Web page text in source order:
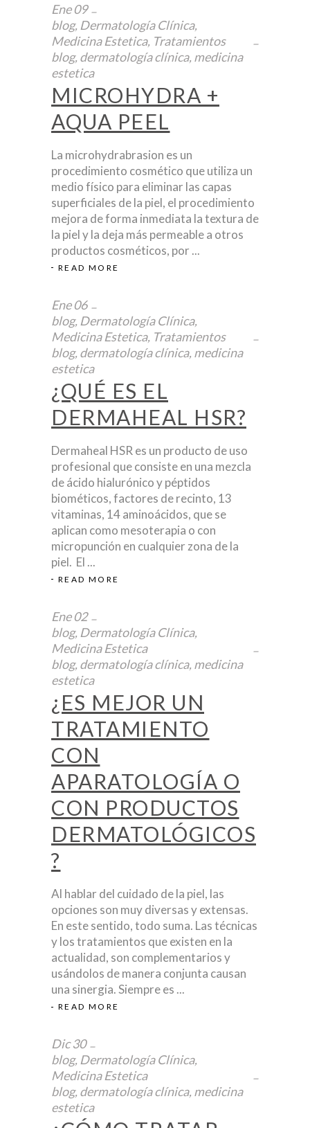
Ene 09
blog, Dermatología Clínica,
Medicina Estetica, Tratamientos
blog, dermatología clínica, medicina
estetica
MICROHYDRA +
AQUA PEEL
La microhydrabrasion es un
procedimiento cosmético que utiliza un
medio físico para eliminar las capas
superficiales de la piel, el procedimiento
mejora de forma inmediata la textura de
la piel y la deja más permeable a otros
productos cosméticos, por
READ MORE
Ene 06
blog, Dermatología Clínica,
Medicina Estetica, Tratamientos
blog, dermatología clínica, medicina
estetica
¿QUÉ ES EL
DERMAHEAL HSR?
Dermaheal HSR es un producto de uso
profesional que consiste en una mezcla
de ácido hialurónico y péptidos
biométicos, factores de recinto, 13
vitaminas, 14 aminoácidos, que se
aplican como mesoterapia o con
micropunción en cualquier zona de la
piel. El
READ MORE
Ene 02
blog, Dermatología Clínica,
Medicina Estetica
blog, dermatología clínica, medicina
estetica
¿ES MEJOR UN
TRATAMIENTO
CON
APARATOLOGÍA O
CON PRODUCTOS
DERMATOLÓGICOS
?
Al hablar del cuidado de la piel, las
opciones son muy diversas y extensas.
En este sentido, todo suma. Las técnicas
y los tratamientos que existen en la
actualidad, son complementarios y
usándolos de manera conjunta causan
una sinergia. Siempre es
READ MORE
Dic 30
blog, Dermatología Clínica,
Medicina Estetica
blog, dermatología clínica, medicina
estetica